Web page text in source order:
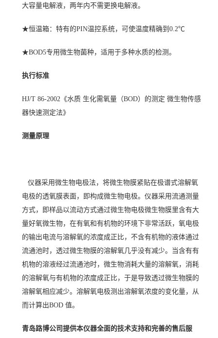
大容量电解液，两年内不需更换电解液。
★恒温箱：特有的PIN温控系统，可使温度精确到0.2℃
★BOD5专用微生物菌种，适用于多种水质的检测。
执行标准
HJ/T 86-2002 《水质 生化需氧量（BOD）的测定 微生物传感
器快速测定法》
测量原理
仪器采用微生物电极法，将微生物膜紧贴在极谱式溶解氧
电极的透氧膜表面，即构成微生物电极。仪器采用流通测量
方式，即样品以流动方式通过微生物电极微生物膜里含有大
量好氧微生物，在有氧和有机物的环境下非常活跃，氧电极
的输出电流与溶解氧的浓度成正比，不含有机物的液体通过
流通池时，透过微生物膜的溶解氧几乎没有减少。当含有有
机物的溶液经过流通池时，微生物消耗大量的溶解氧，消耗
的溶解氧与有机物的浓度成正比，于是导致透过微生物膜的
溶解氧相应减少。溶解氧电极测出溶解氧浓度的变化量，从
而计算出BOD 值。
青岛路博公司提供本仪器全面的技术支持和完善的售后服